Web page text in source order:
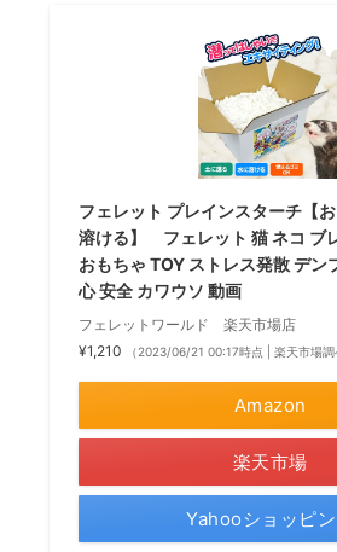
フェレット プレインスターチ【
溶ける】 フェレット 猫 ネコ ブ
おもちゃ TOY ストレス発散 デン
心 安全 カワウソ 動画
フェレットワールド 楽天市場店
¥1,210
（2023/06/21 00:17時点 | 楽天市場調
Amazon
楽天市場
Yahooショッピ